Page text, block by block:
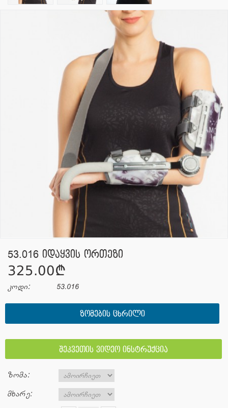
53.016 იდაყვის ორთეზი
325.00¢
კოდი: 53.016
ᲖᲝᲛᲔᲑᲘᲡ ᲪᲮᲠᲘᲚᲘ
შეკვეთის ვიდეო ინსტრუქცია
ზომა:
მხარე: